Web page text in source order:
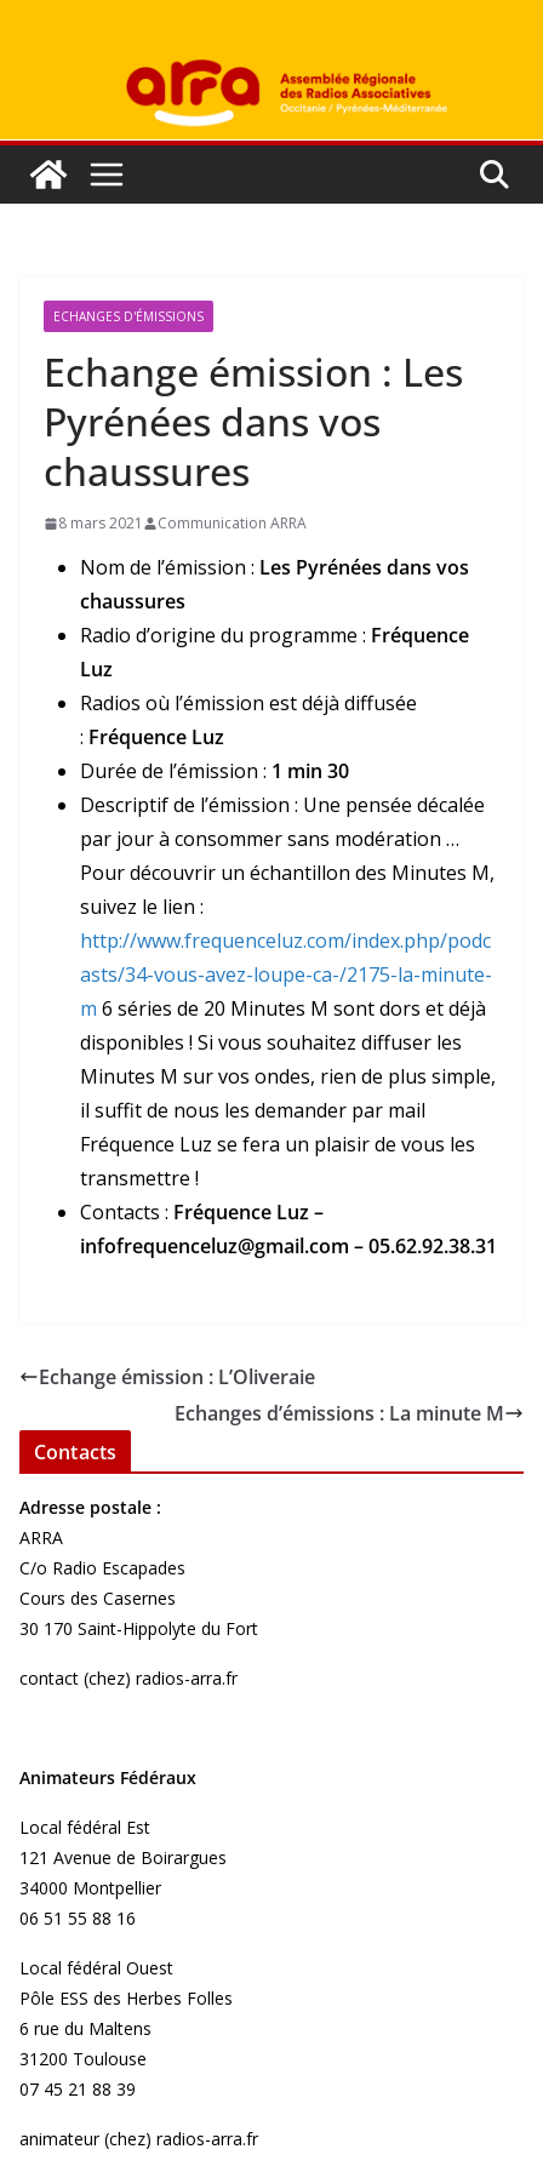
ECHANGES D'ÉMISSIONS
Echange émission : Les
Pyrénées dans vos
chaussures
8 mars 2021 Communication ARRA
Nom de l’émission : Les Pyrénées dans vos
chaussures
Radio d’origine du programme : Fréquence
Luz
Radios où l’émission est déjà diffusée
: Fréquence Luz
Durée de l’émission : 1 min 30
Descriptif de l’émission : Une pensée décalée
par jour à consommer sans modération …
Pour découvrir un échantillon des Minutes M,
suivez le lien :
http://www.frequenceluz.com/index.php/podc
asts/34-vous-avez-loupe-ca-/2175-la-minute-
m 6 séries de 20 Minutes M sont dors et déjà
disponibles ! Si vous souhaitez diffuser les
Minutes M sur vos ondes, rien de plus simple,
il suffit de nous les demander par mail
Fréquence Luz se fera un plaisir de vous les
transmettre !
Contacts : Fréquence Luz –
infofrequenceluz@gmail.com – 05.62.92.38.31
Echange émission : L’Oliveraie
Echanges d’émissions : La minute M
Contacts
Adresse postale :
ARRA
C/o Radio Escapades
Cours des Casernes
30 170 Saint-Hippolyte du Fort
contact (chez) radios-arra.fr
Animateurs Fédéraux
Local fédéral Est
121 Avenue de Boirargues
34000 Montpellier
06 51 55 88 16
Local fédéral Ouest
Pôle ESS des Herbes Folles
6 rue du Maltens
31200 Toulouse
07 45 21 88 39
animateur (chez) radios-arra.fr